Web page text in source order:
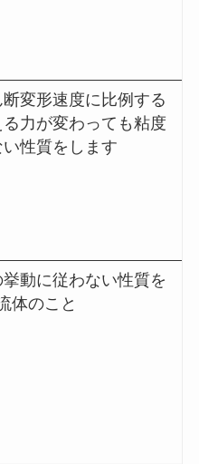
変形速度に比例する
力が変わっても粘度
性質をします
動に従わない性質を
体のこと